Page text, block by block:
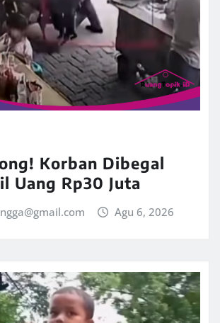
Korban Dibegal
Uang Rp30 Juta
Agu 6, 2026